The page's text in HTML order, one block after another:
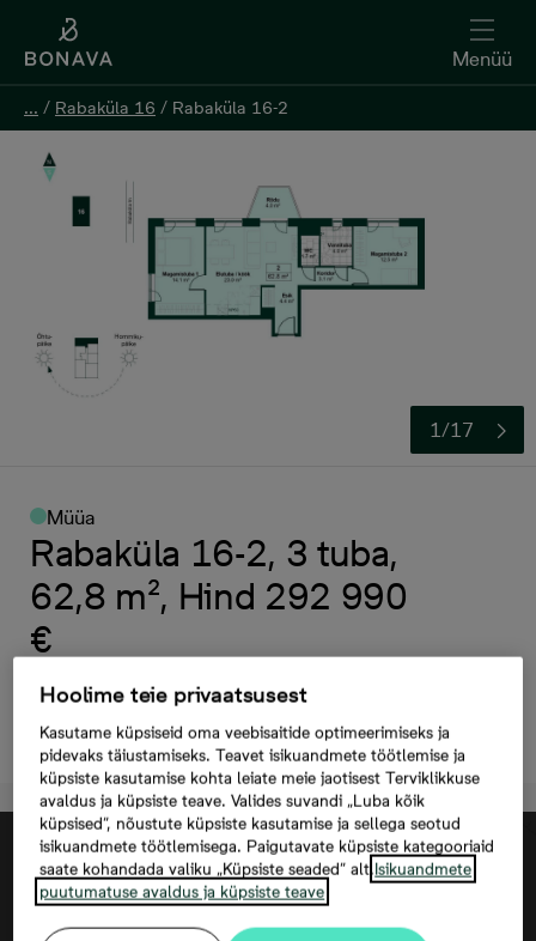
Menüü
... / Rabaküla 16 / Rabaküla 16-2
1/17
Müüa
Rabaküla 16-2, 3 tuba,
62,8 m², Hind 292 990
€
Registreeri huvi
Menüü
... / Rabaküla 16 / Rabaküla 16-2
Hoolime teie privaatsusest
Kasutame küpsiseid oma veebisaitide optimeerimiseks ja
pidevaks täiustamiseks. Teavet isikuandmete töötlemise ja
küpsiste kasutamise kohta leiate meie jaotisest Terviklikkuse
avaldus ja küpsiste teave. Valides suvandi „Luba kõik
küpsised“, nõustute küpsiste kasutamise ja sellega seotud
isikuandmete töötlemisega. Paigutavate küpsiste kategooriaid
saate kohandada valiku „Küpsiste seaded“ alt.Isikuandmete
puutumatuse avaldus ja küpsiste teave